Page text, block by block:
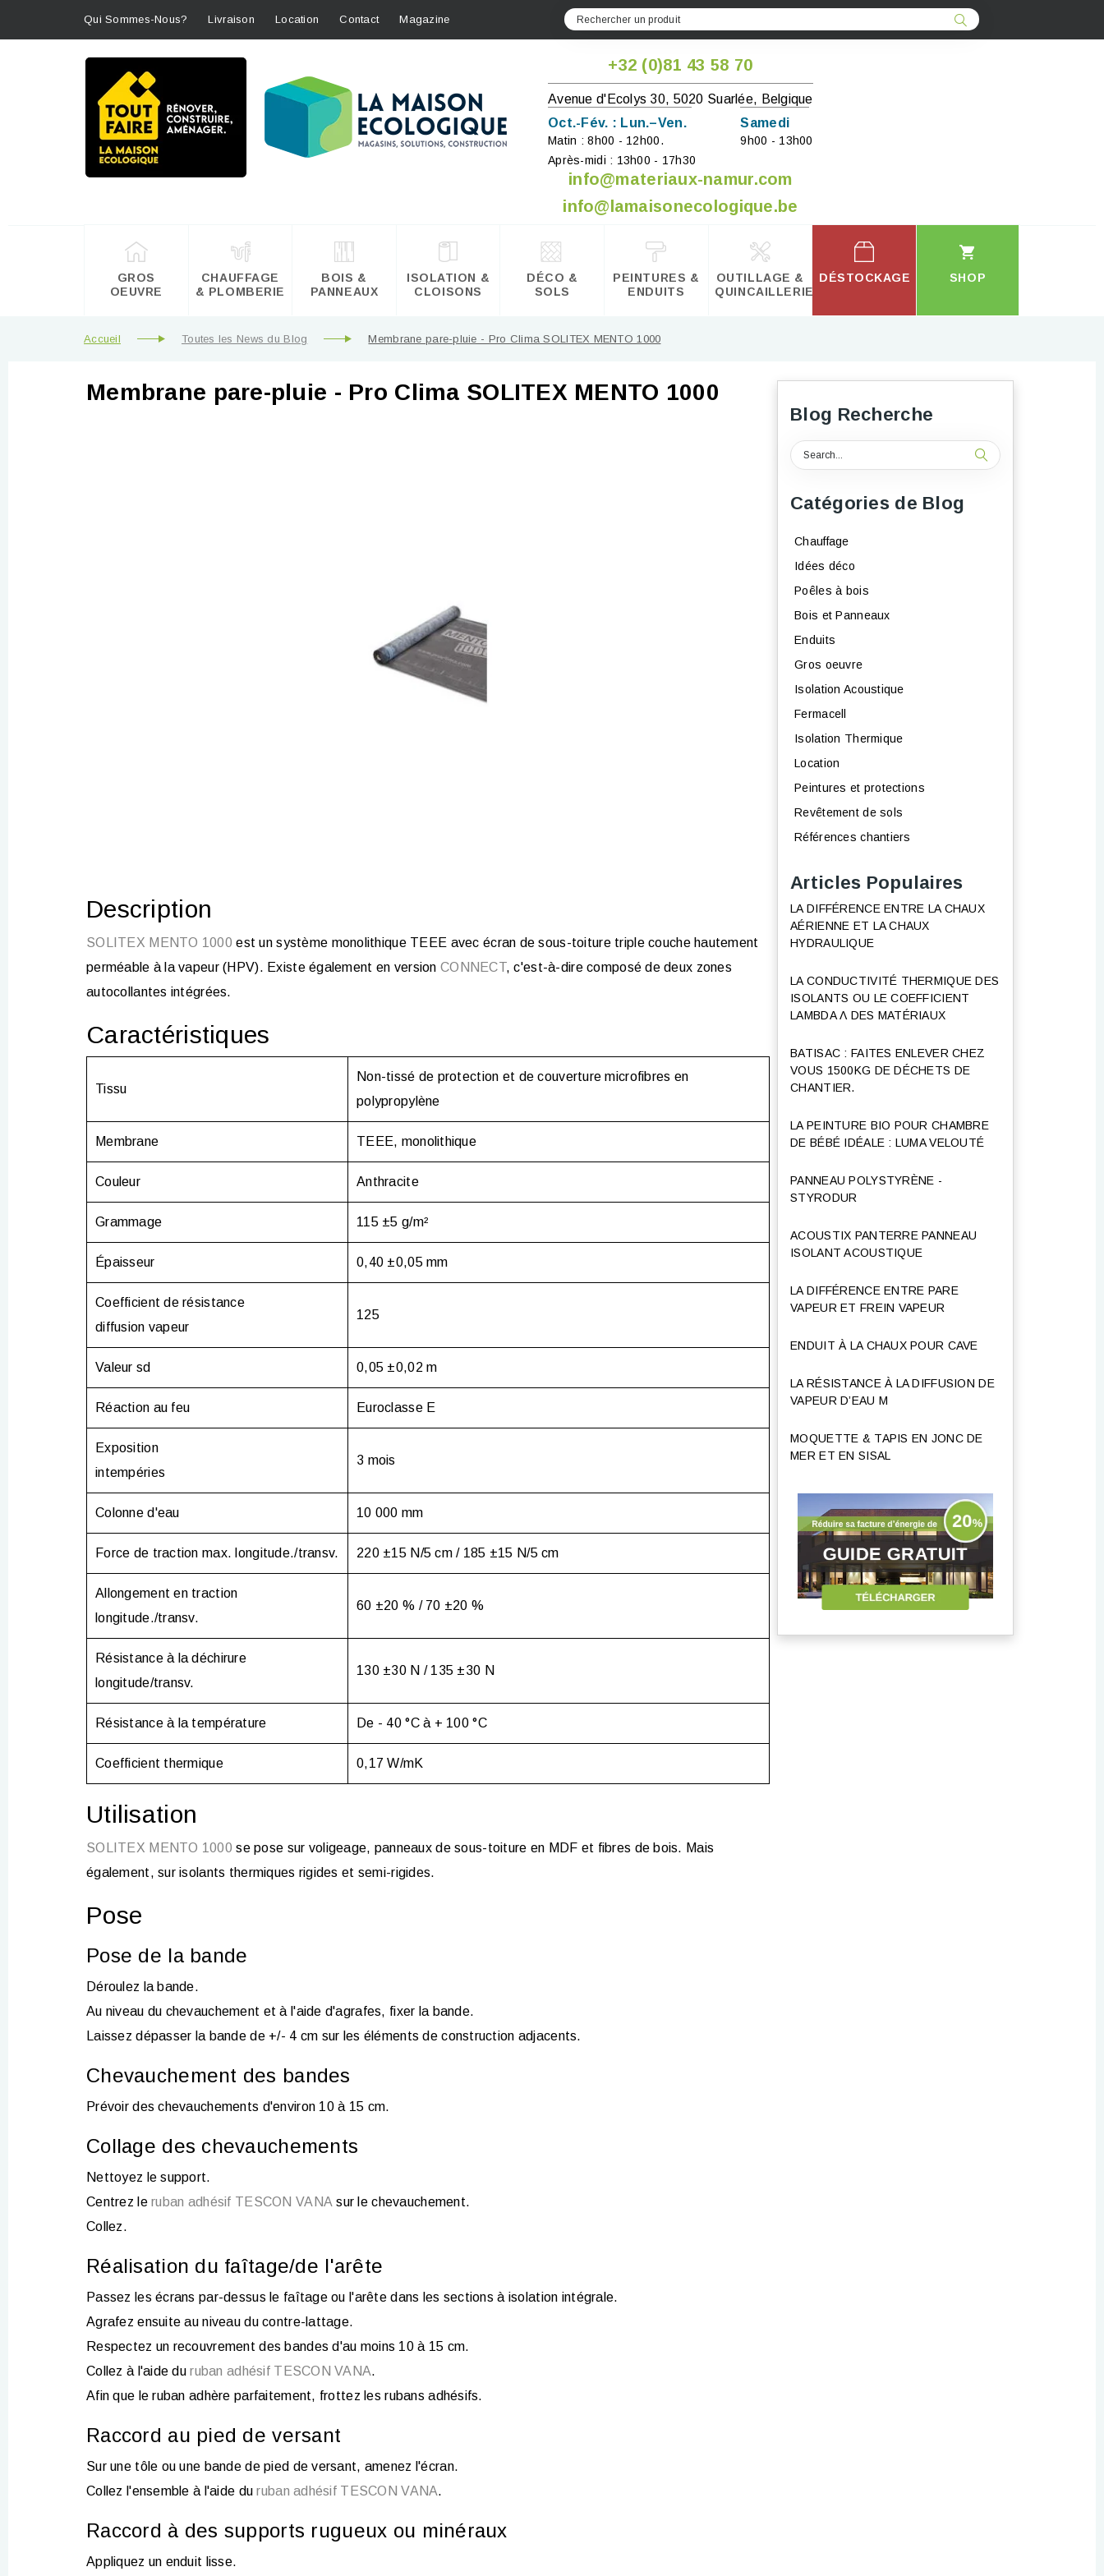
Qui Sommes-Nous? Livraison Location Contact Magazine
+32 (0)81 43 58 70
Avenue d'Ecolys 30, 5020 Suarlée, Belgique
Oct.-Fév. : Lun.–Ven.
Matin : 8h00 - 12h00.
Après-midi : 13h00 - 17h30
Samedi
9h00 - 13h00
info@materiaux-namur.com
info@lamaisonecologique.be
GROS
OEUVRE
CHAUFFAGE
& PLOMBERIE
BOIS &
PANNEAUX
ISOLATION &
CLOISONS
DÉCO &
SOLS
PEINTURES &
ENDUITS
OUTILLAGE &
QUINCAILLERIE
DÉSTOCKAGE SHOP
Accueil Toutes les News du Blog Membrane pare-pluie - Pro Clima SOLITEX MENTO 1000
Membrane pare-pluie - Pro Clima SOLITEX MENTO 1000
Description
SOLITEX MENTO 1000 est un système monolithique TEEE avec écran de sous-toiture triplecouche hautement
perméable à la vapeur (HPV). Existe également en version CONNECT, c'est-à-dire composé de deux zones
autocollantes intégrées.
Caractéristiques
Tissu
Non-tissé de protection et de couverture microfibres en
polypropylène
Membrane TEEE, monolithique
Couleur Anthracite
Grammage 115 ±5 g/m²
Épaisseur 0,40 ±0,05 mm
Coefficient de résistance
diffusion vapeur
125
Valeur sd 0,05 ±0,02 m
Réaction au feu Euroclasse E
Exposition
intempéries
3 mois
Colonne d'eau 10 000 mm
Force de traction max. longitude./transv. 220 ±15 N/5 cm / 185 ±15 N/5 cm
Allongement en traction
longitude./transv.
60 ±20 % / 70 ±20 %
Résistance à la déchirure
longitude/transv.
130 ±30 N / 135 ±30 N
Résistance à la température De - 40 °C à + 100 °C
Coefficient thermique 0,17 W/mK
Utilisation
SOLITEX MENTO 1000 se pose sur voligeage, panneaux de sous-toiture en MDF et fibres de bois. Mais
également, sur isolants thermiques rigides et semi-rigides.
Pose
Pose de la bande
Déroulez la bande.
Au niveau du chevauchement et à l'aide d'agrafes, fixer la bande.
Laissez dépasser la bande de +/- 4 cm sur les éléments de construction adjacents.
Chevauchement des bandes
Prévoir des chevauchements d'environ 10 à 15 cm.
Collage des chevauchements
Nettoyez le support.
Centrez leruban adhésif TESCON VANA sur le chevauchement.
Collez.
Réalisation du faîtage/de l'arête
Passez les écrans par-dessus le faîtage ou l'arête dans les sections à isolation intégrale.
Agrafez ensuite au niveau du contre-lattage.
Respectez un recouvrement des bandes d'au moins 10 à 15 cm.
Collez à l'aide duruban adhésif TESCON VANA.
Afin que le ruban adhère parfaitement, frottez les rubans adhésifs.
Raccord au pied de versant
Sur une tôle ou une bande de pied de versant, amenez l'écran.
Collez l'ensemble à l'aide duruban adhésif TESCON VANA.
Raccord à des supports rugueux ou minéraux
Appliquez un enduit lisse.
Blog Recherche
Catégories de Blog
Chauffage
Idées déco
Poêles à bois
Bois et Panneaux
Enduits
Gros oeuvre
Isolation Acoustique
Fermacell
Isolation Thermique
Location
Peintures et protections
Revêtement de sols
Références chantiers
Articles Populaires
LA DIFFÉRENCE ENTRE LA CHAUX
AÉRIENNE ET LA CHAUX
HYDRAULIQUE
LA CONDUCTIVITÉ THERMIQUE DES
ISOLANTS OU LE COEFFICIENT
LAMBDA Λ DES MATÉRIAUX
BATISAC : FAITES ENLEVER CHEZ
VOUS 1500KG DE DÉCHETS DE
CHANTIER.
LA PEINTURE BIO POUR CHAMBRE
DE BÉBÉ IDÉALE : LUMA VELOUTÉ
PANNEAU POLYSTYRÈNE -
STYRODUR
ACOUSTIX PANTERRE PANNEAU
ISOLANT ACOUSTIQUE
LA DIFFÉRENCE ENTRE PARE
VAPEUR ET FREIN VAPEUR
ENDUIT À LA CHAUX POUR CAVE
LA RÉSISTANCE À LA DIFFUSION DE
VAPEUR D’EAU Μ
MOQUETTE & TAPIS EN JONC DE
MER ET EN SISAL